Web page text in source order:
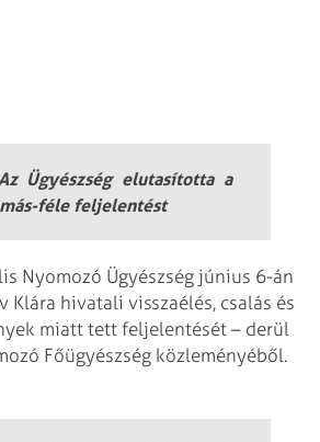
Ügyészség elutasította a
féle feljelentést
Nyomozó Ügyészség június 6-án
Klára hivatali visszaélés, csalás és
miatt tett feljelentését – derül
Főügyészség közleményéből.